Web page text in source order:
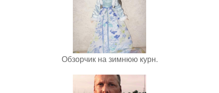
Обзорчик на зимнюю курн.